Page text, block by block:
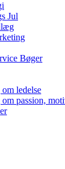
Jul
Bøger
ledelse
om passion,